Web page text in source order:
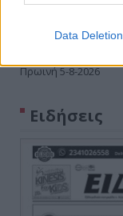
Data Deletion
Πρωινή 5-8-2026
Ειδήσεις